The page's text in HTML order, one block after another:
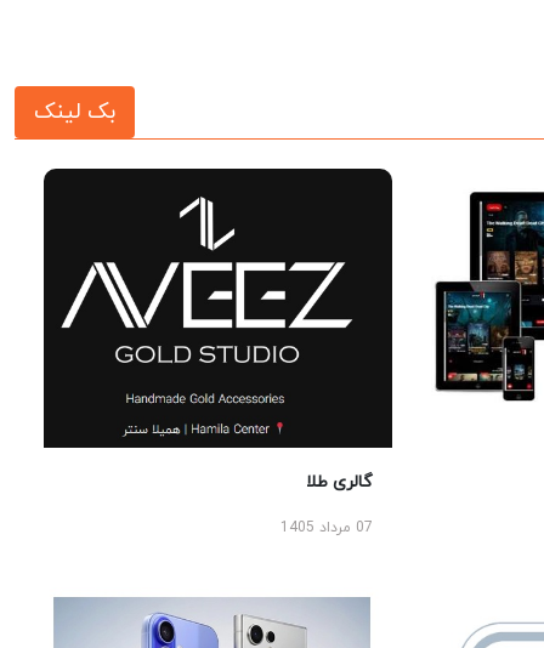
بک لینک
گالری طلا
07 مرداد 1405